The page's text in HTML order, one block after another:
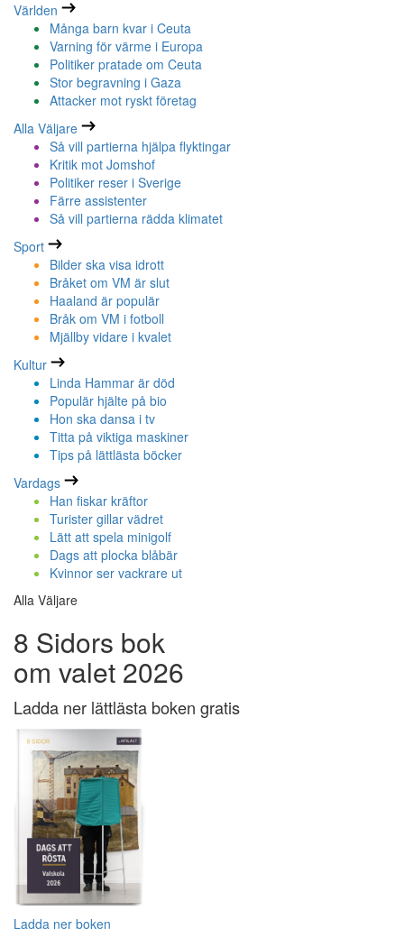
Världen
Många barn kvar i Ceuta
Varning för värme i Europa
Politiker pratade om Ceuta
Stor begravning i Gaza
Attacker mot ryskt företag
Alla Väljare
Så vill partierna hjälpa flyktingar
Kritik mot Jomshof
Politiker reser i Sverige
Färre assistenter
Så vill partierna rädda klimatet
Sport
Bilder ska visa idrott
Bråket om VM är slut
Haaland är populär
Bråk om VM i fotboll
Mjällby vidare i kvalet
Kultur
Linda Hammar är död
Populär hjälte på bio
Hon ska dansa i tv
Titta på viktiga maskiner
Tips på lättlästa böcker
Vardags
Han fiskar kräftor
Turister gillar vädret
Lätt att spela minigolf
Dags att plocka blåbär
Kvinnor ser vackrare ut
Alla Väljare
8 Sidors bok
om valet 2026
Ladda ner lättlästa boken gratis
Ladda ner boken